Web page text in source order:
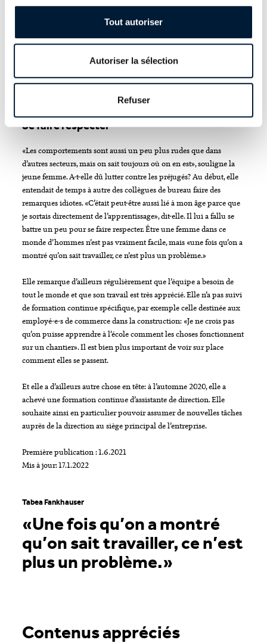
Tout autoriser
Autoriser la sélection
Refuser
«Ici, il faut avoir de la
repartie, sans quoi on ne
tient pas le coup.»
Se faire respecter
«Les comportements sont aussi un peu plus rudes que dans
d’autres secteurs, mais on sait toujours où on en est», souligne la
jeune femme. A-t-elle dû lutter contre les préjugés? Au début, elle
entendait de temps à autre des collègues de bureau faire des
remarques idiotes. «C’était peut-être aussi lié à mon âge parce que
je sortais directement de l’apprentissage», dit-elle. Il lui a fallu se
battre un peu pour se faire respecter. Être une femme dans ce
monde d’hommes n’est pas vraiment facile, mais «une fois qu’on a
montré qu’on sait travailler, ce n’est plus un problème.»
Elle remarque d’ailleurs régulièrement que l’équipe a besoin de
tout le monde et que son travail est très apprécié. Elle n’a pas suivi
de formation continue spécifique, par exemple celle destinée aux
employé-e-s de commerce dans la construction: «Je ne crois pas
qu’on puisse apprendre à l’école comment les choses fonctionnent
sur un chantier». Il est bien plus important de voir sur place
comment elles se passent.
Et elle a d’ailleurs autre chose en tête: à l’automne 2020, elle a
achevé une formation continue d’assistante de direction. Elle
souhaite ainsi en particulier pouvoir assumer de nouvelles tâches
auprès de la direction au siège principal de l’entreprise.
Première publication : 1.6.2021
Mis à jour: 17.1.2022
«Une fois qu’on a montré
qu’on sait travailler, ce n’est
plus un problème.»
Tabea Fankhauser
Contenus appréciés